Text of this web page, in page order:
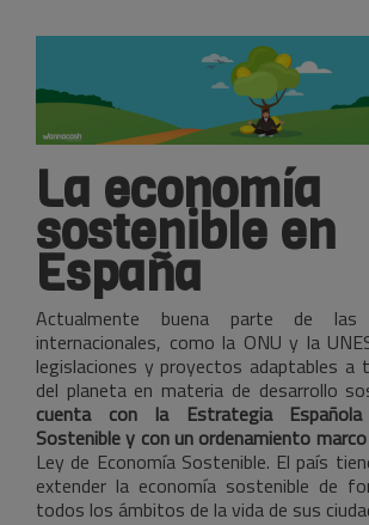
La economía
sostenible en
España
Actualmente buena parte de las
internacionales, como la ONU y la
legislaciones y proyectos adaptables a
del planeta en materia de desarrollo
cuenta con la Estrategia
Sostenible y con un ordenamiento
Ley de Economía Sostenible. El país
extender la economía sostenible de
todos los ámbitos de la vida de sus